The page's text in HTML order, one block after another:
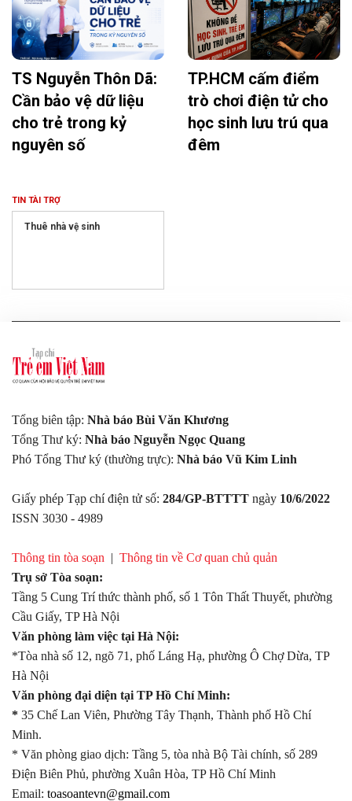
TS Nguyễn Thôn Dã:
Cần bảo vệ dữ liệu
cho trẻ trong kỷ
nguyên số
TP.HCM cấm điểm
trò chơi điện tử cho
học sinh lưu trú qua
đêm
TIN TÀI TRỢ
Thuê nhà vệ sinh
Tổng biên tập: Nhà báo Bùi Văn Khương
Tổng Thư ký: Nhà báo Nguyễn Ngọc Quang
Phó Tổng Thư ký (thường trực): Nhà báo Vũ Kim Linh
Giấy phép Tạp chí điện tử số: 284/GP-BTTTT ngày 10/6/2022
ISSN 3030 - 4989
Thông tin tòa soạn | Thông tin về Cơ quan chủ quản
Trụ sở Tòa soạn:
Tầng 5 Cung Trí thức thành phố, số 1 Tôn Thất Thuyết, phường
Cầu Giấy, TP Hà Nội
Văn phòng làm việc tại Hà Nội:
*Tòa nhà số 12, ngõ 71, phố Láng Hạ, phường Ô Chợ Dừa, TP
Hà Nội
Văn phòng đại diện tại TP Hồ Chí Minh:
* 35 Chế Lan Viên, Phường Tây Thạnh, Thành phố Hồ Chí
Minh.
* Văn phòng giao dịch: Tầng 5, tòa nhà Bộ Tài chính, số 289
Điện Biên Phủ, phường Xuân Hòa, TP Hồ Chí Minh
Email: toasoantevn@gmail.com